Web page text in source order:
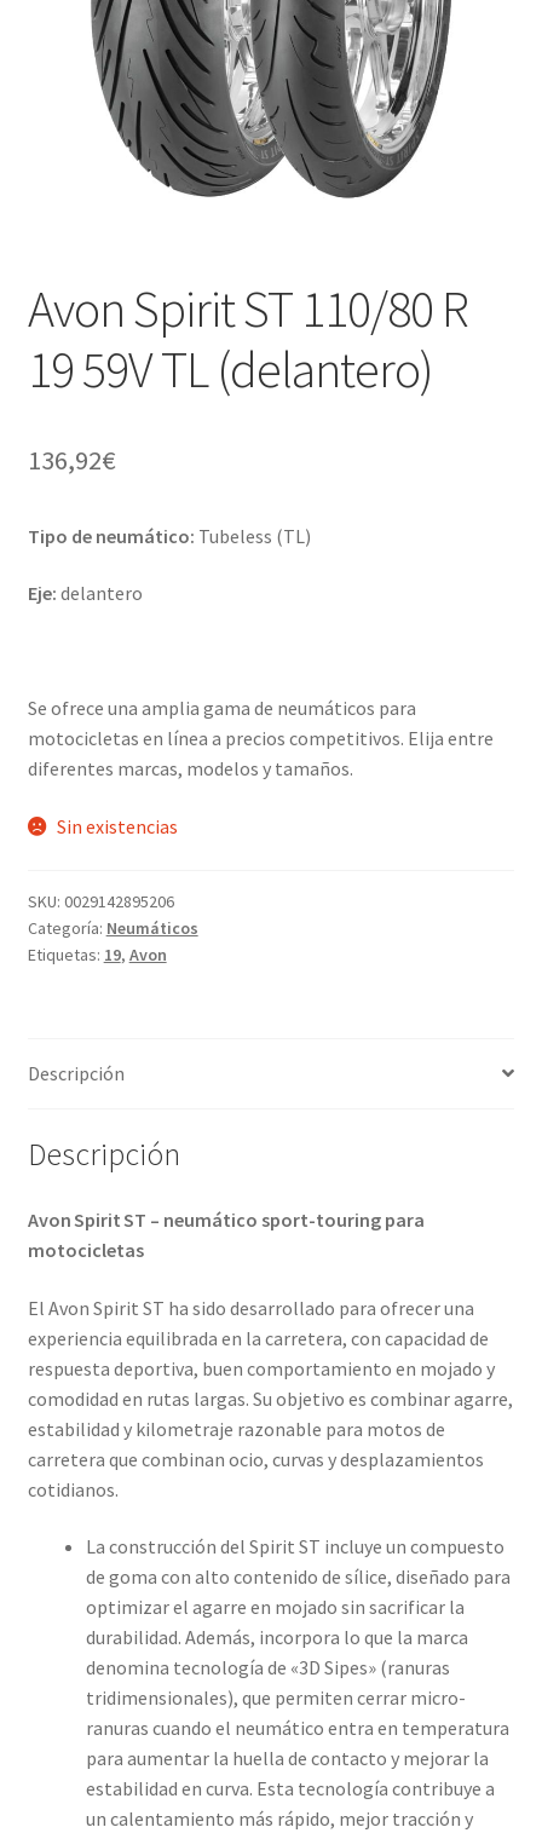
Avon Spirit ST 110/80 R
19 59V TL (delantero)
136,92€
Tipo de neumático: Tubeless (TL)
Eje: delantero
Se ofrece una amplia gama de neumáticos para
motocicletas en línea a precios competitivos. Elija entre
diferentes marcas, modelos y tamaños.
Sin existencias
SKU: 0029142895206
Categoría: Neumáticos
Etiquetas: 19, Avon
Descripción
Descripción
Avon Spirit ST – neumático sport-touring para
motocicletas
El Avon Spirit ST ha sido desarrollado para ofrecer una
experiencia equilibrada en la carretera, con capacidad de
respuesta deportiva, buen comportamiento en mojado y
comodidad en rutas largas. Su objetivo es combinar agarre,
estabilidad y kilometraje razonable para motos de
carretera que combinan ocio, curvas y desplazamientos
cotidianos.
La construcción del Spirit ST incluye un compuesto
de goma con alto contenido de sílice, diseñado para
optimizar el agarre en mojado sin sacrificar la
durabilidad. Además, incorpora lo que la marca
denomina tecnología de «3D Sipes» (ranuras
tridimensionales), que permiten cerrar micro-
ranuras cuando el neumático entra en temperatura
para aumentar la huella de contacto y mejorar la
estabilidad en curva. Esta tecnología contribuye a
un calentamiento más rápido, mejor tracción y